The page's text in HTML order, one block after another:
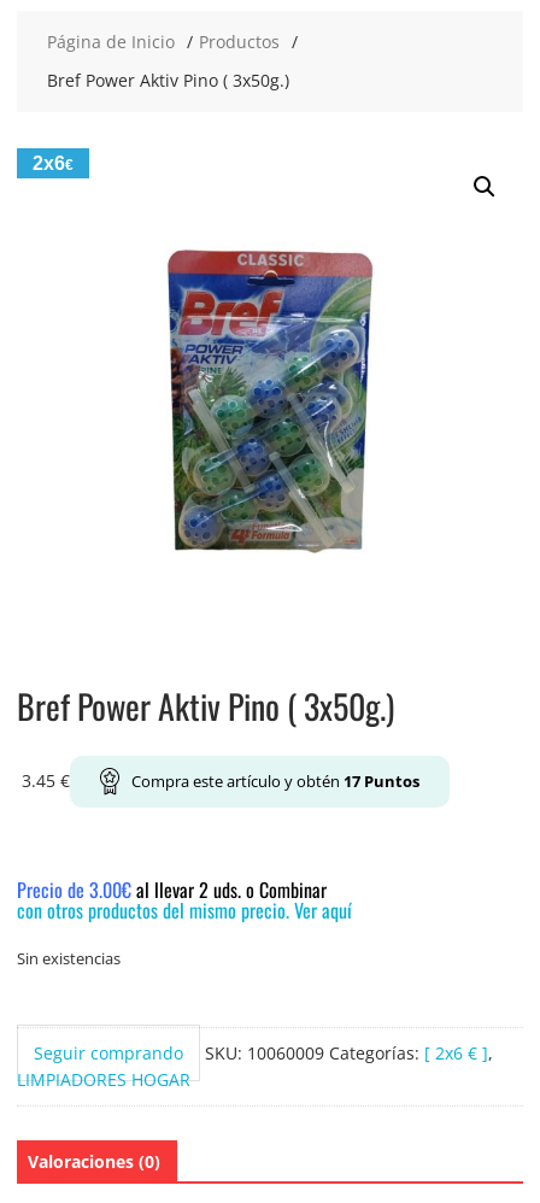
Página de Inicio
Productos
Bref Power Aktiv Pino ( 3x50g.)
2x6€
Bref Power Aktiv Pino ( 3x50g.)
3.45 € Compra este artículo y obtén 17Puntos
Precio de 3.00€al llevar 2 uds. o Combinar
con otros productos del mismo precio. Ver aquí
Sin existencias
Seguir comprando SKU: 10060009 Categorías: [ 2x6 € ],
LIMPIADORES HOGAR
Valoraciones (0)